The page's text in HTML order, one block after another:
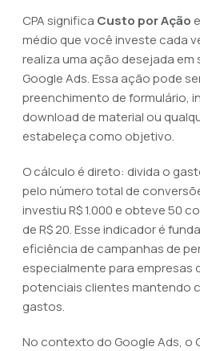
CPA significa Custo por Ação
médio que você investe cada
realiza uma ação desejada em
Google Ads. Essa ação pode
preenchimento de formulário,
download de material ou
estabeleça como objetivo.
O cálculo é direto: divida o
pelo número total de
investiu R$ 1.000 e obteve 50
de R$ 20. Esse indicador é
eficiência de campanhas de
especialmente para empresas
potenciais clientes mantendo
gastos.
No contexto do Google Ads, o